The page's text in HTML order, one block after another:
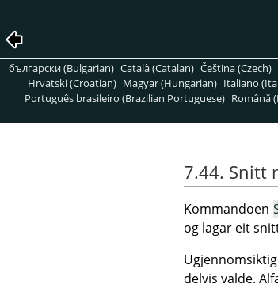
български (Bulgarian) Català (Catalan) Čeština (Czech)
Hrvatski (Croatian) Magyar (Hungarian) Italiano
Português brasileiro (Brazilian Portuguese) Română
7.44. Snitt
Kommandoen
og lagar eit
delvis valde.